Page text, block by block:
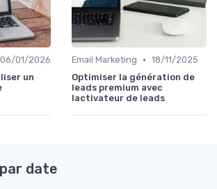
06/01/2026
un
Email Marketing • 18/11/2025
Optimiser la génération de
leads premium avec
lactivateur de leads
date